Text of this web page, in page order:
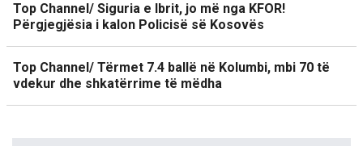
Top Channel/ Siguria e Ibrit, jo më nga KFOR!
Përgjegjësia i kalon Policisë së Kosovës
Top Channel/ Tërmet 7.4 ballë në Kolumbi, mbi 70 të
vdekur dhe shkatërrime të mëdha